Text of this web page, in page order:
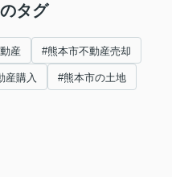
タグ
産 #熊本市不動産売却
産購入 #熊本市の土地